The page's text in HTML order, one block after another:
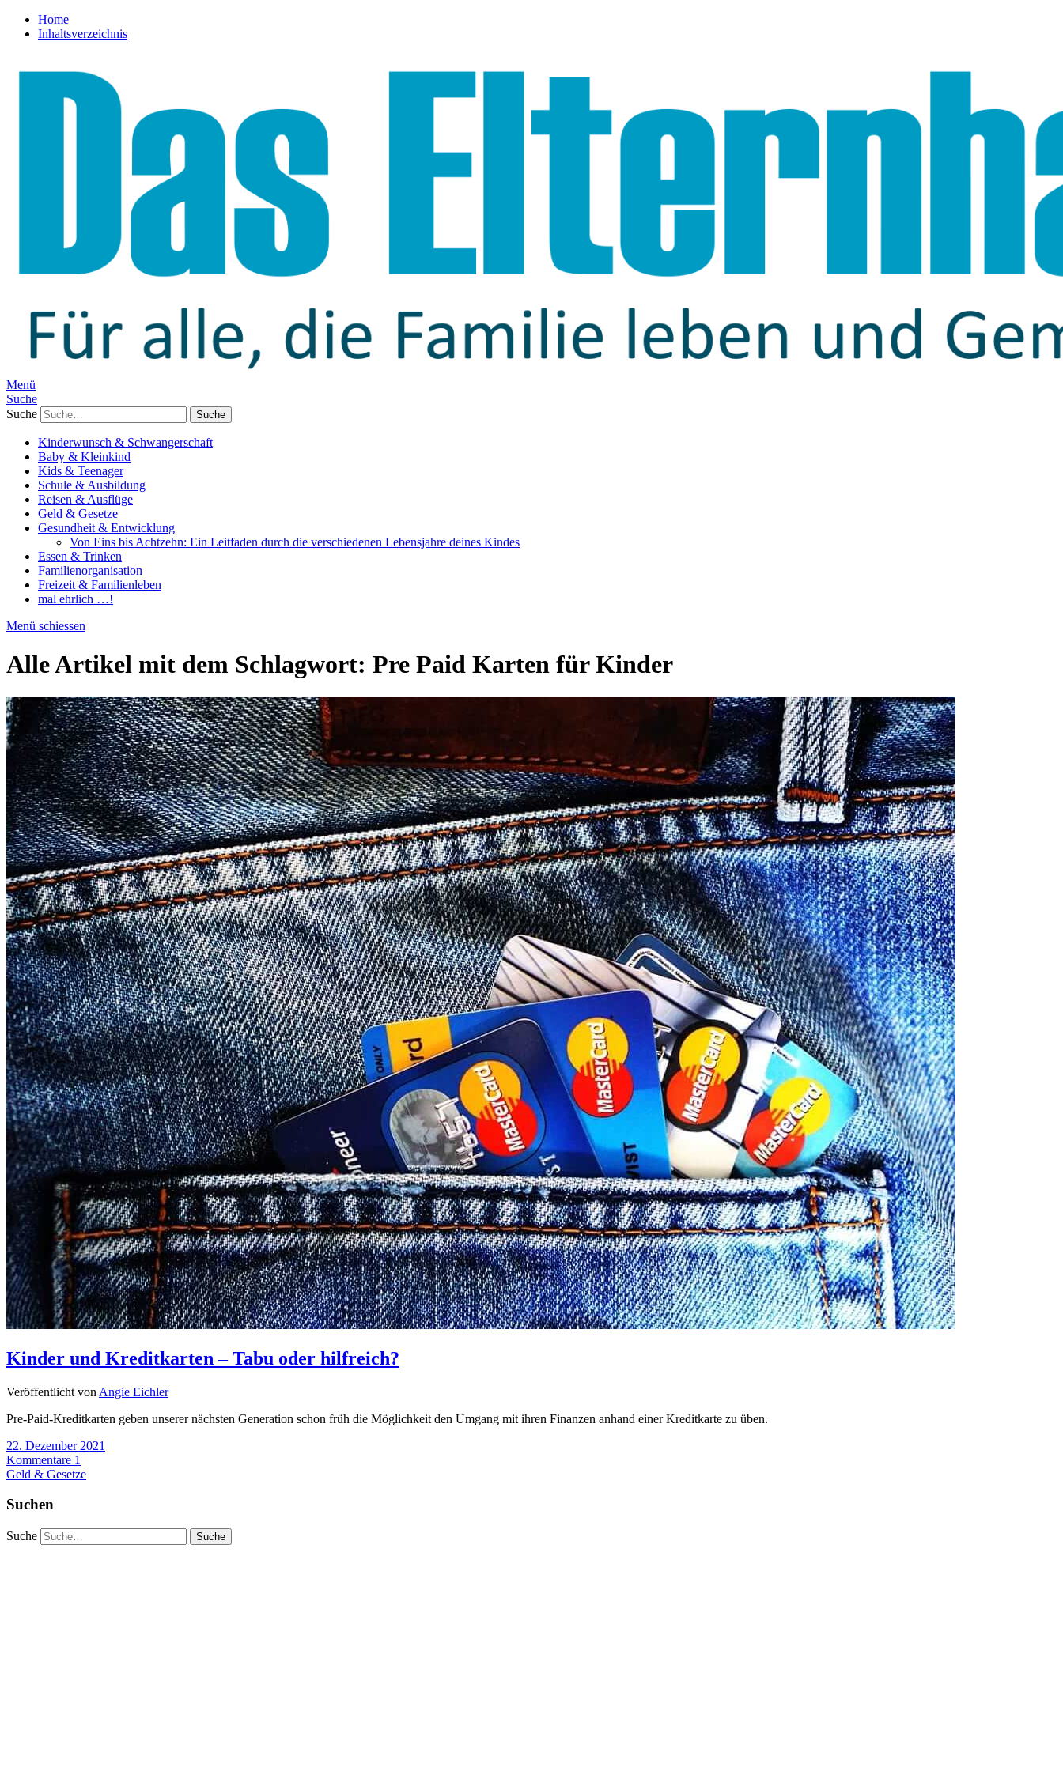
Home
Inhaltsverzeichnis
Menü
Suche
Suche
Kinderwunsch & Schwangerschaft
Baby & Kleinkind
Kids & Teenager
Schule & Ausbildung
Reisen & Ausflüge
Geld & Gesetze
Gesundheit & Entwicklung
Von Eins bis Achtzehn: Ein Leitfaden durch die verschiedenen Lebensjahre deines Kindes
Essen & Trinken
Familienorganisation
Freizeit & Familienleben
mal ehrlich …!
Menü schiessen
Alle Artikel mit dem Schlagwort: Pre Paid Karten für Kinder
Kinder und Kreditkarten – Tabu oder hilfreich?
Veröffentlicht von Angie Eichler
Pre-Paid-Kreditkarten geben unserer nächsten Generation schon früh die Möglichkeit den Umgang mit ihren Finanzen anhand einer Kreditkarte zu üben.
22. Dezember 2021
Kommentare 1
Geld & Gesetze
Suchen
Suche